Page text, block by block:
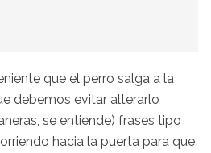
que el perro salga a la
debemos evitar alterarlo
se entiende) frases tipo
hacia la puerta para que